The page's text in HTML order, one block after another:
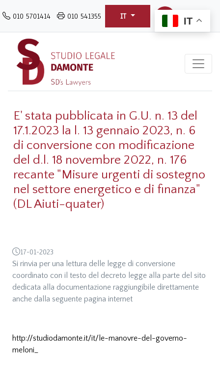
al
contenuto
principale
010 5701414 010 541355 IT IT
E' stata pubblicata in G.U. n. 13 del
17.1.2023 la l. 13 gennaio 2023, n. 6
di conversione con modificazione
del d.l. 18 novembre 2022, n. 176
recante "Misure urgenti di sostegno
nel settore energetico e di finanza"
(DL Aiuti-quater)
17-01-2023
Si rinvia per una lettura delle legge di conversione
coordinato con il testo del decreto legge alla parte del sito
dedicata alla documentazione raggiungibile direttamente
anche dalla seguente pagina internet
http://studiodamonte.it/it/le-manovre-del-governo-
meloni_